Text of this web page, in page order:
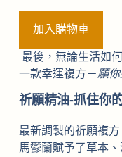
加入購物車
最後，無論生活如
一款幸運複方－願
祈願精油-抓住你
最新調製的祈願複
馬鬱蘭賦予了草本